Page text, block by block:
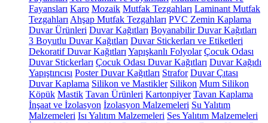
Fayansları Karo Mozaik Mutfak Tezgahları Laminant Mutfak
Tezgahları Ahşap Mutfak Tezgahları PVC Zemin Kaplama
Duvar Ürünleri Duvar Kağıtları Boyanabilir Duvar Kağıtları
3 Boyutlu Duvar Kağıtları Duvar Stickerları ve Etiketleri
Dekoratif Duvar Kağıtları Yapışkanlı Folyolar Çocuk Odası
Duvar Stickerları Çocuk Odası Duvar Kağıtları Duvar Kağıdı
Yapıştırıcısı Poster Duvar Kağıtları Strafor Duvar Çıtası
Duvar Kaplama Silikon ve Mastikler Silikon Mum Silikon
Köpük Mastik Tavan Ürünleri Kartonpiyer Tavan Kaplama
İnşaat ve İzolasyon İzolasyon Malzemeleri Su Yalıtım
Malzemeleri Isı Yalıtım Malzemeleri Ses Yalıtım Malzemeleri